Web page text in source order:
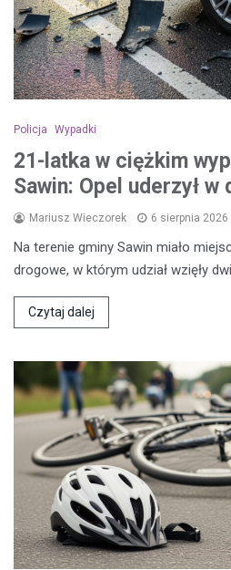
Policja Wypadki
21-latka w ciężkim
Sawin: Opel uderzył w
Mariusz Wieczorek 6 sierpnia 2026
Na terenie gminy Sawin miało
drogowe, w którym udział wzięły
Czytaj dalej